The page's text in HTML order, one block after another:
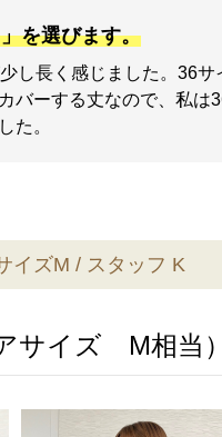
品／サプ
を選びます。
し長く感じました。36
バーする丈なので、私は
た。
イズM / スタッフ K
サイズ M相当